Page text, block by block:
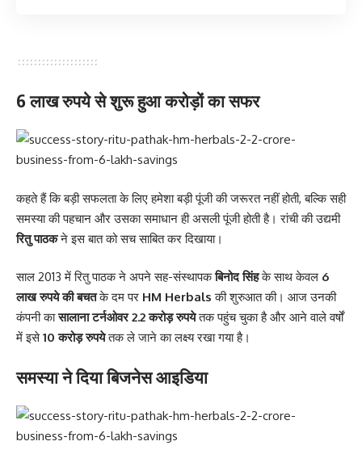
6 लाख रुपये से शुरू हुआ करोड़ों का सफर
कहते हैं कि बड़ी सफलता के लिए हमेशा बड़ी पूंजी की जरूरत नहीं होती, बल्कि सही
समस्या की पहचान और उसका समाधान ही असली पूंजी होती है। रांची की उद्यमी
रितु पाठकने इस बात को सच साबित कर दिखाया।
साल 2013 में रितु पाठक ने अपने सह-संस्थापकबिनोद सिंहके साथ केवल 6
लाख रुपये की बचतके दम पर HM Herbals की शुरुआत की। आज उनकी
कंपनी कासालाना टर्नओवर 2.2 करोड़ रुपयेतक पहुंच चुका है और आने वाले वर्षों
में इसे10 करोड़ रुपयेतक ले जाने का लक्ष्य रखा गया है।
समस्या ने दिया बिजनेस आइडिया